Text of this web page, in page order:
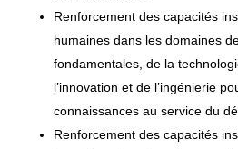
Renforcement des capacités
humaines dans les domaines
fondamentales, de la
l’innovation et de l’ingénierie
connaissances au service du
Renforcement des capacités